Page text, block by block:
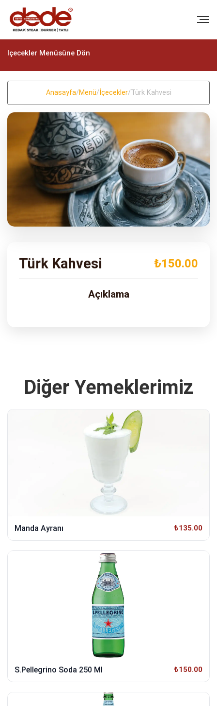
BIZI ARAYIN
+90 (322) 235 57 58
+90 (322) 235 57 58
EMAIL
info@dedekebap.com.tr
ADRES
Içecekler Menüsüne Dön
Anasayfa/Menü/ İçecekler/Türk Kahvesi
Türk Kahvesi ₺150.00
Açıklama
Diğer Yemeklerimiz
Manda Ayranı ₺135.00
S.Pellegrino Soda 250 Ml ₺150.00